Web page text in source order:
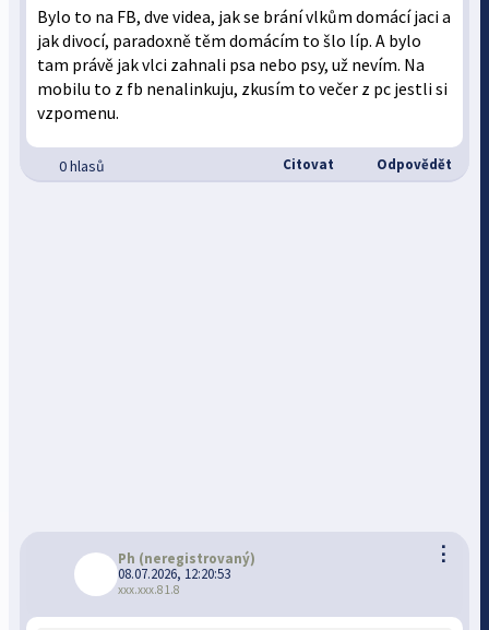
Bylo to na FB, dve videa, jak se brání vlkům domácí jaci a
jak divocí, paradoxně těm domácím to šlo líp. A bylo
tam právě jak vlci zahnali psa nebo psy, už nevím. Na
mobilu to z fb nenalinkuju, zkusím to večer z pc jestli si
vzpomenu.
0 hlasů Citovat Odpovědět
⋮
Ph (neregistrovaný)
08.07.2026, 12:20:53
xxx.xxx.81.8